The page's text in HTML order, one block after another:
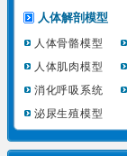
人体解剖模型
人体骨骼模型
人体肌肉模型
消化呼吸系统
泌尿生殖模型